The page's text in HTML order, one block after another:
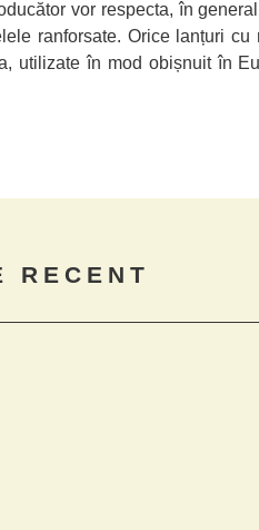
vor respecta, în
ranforsate. Orice lanțuri
utilizate în mod obișnuit în
RECENT